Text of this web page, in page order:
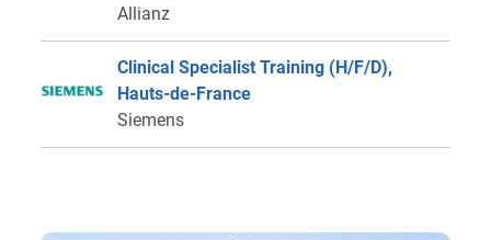
Allianz
Clinical Specialist Training (H/F/D),
Hauts-de-France
Siemens